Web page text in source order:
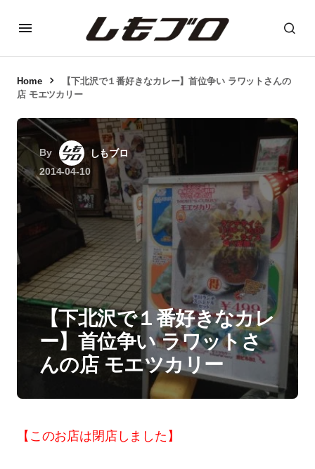
Home
【下北沢で１番好きなカレー】首位争い ラワットさんの
店 モエツカリー
By
しもブロ
2014-04-10
【下北沢で１番好きなカレ
ー】首位争い ラワットさ
んの店 モエツカリー
【このお店は閉店しました】